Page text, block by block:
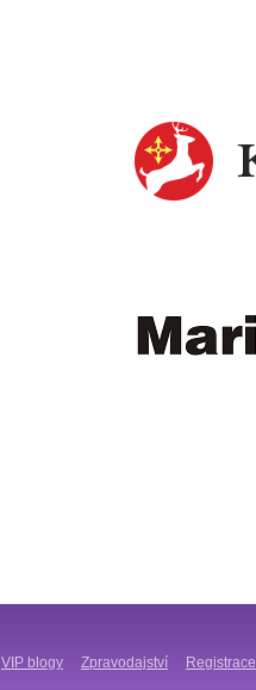
VIP blogy Zpravodajství Registrace